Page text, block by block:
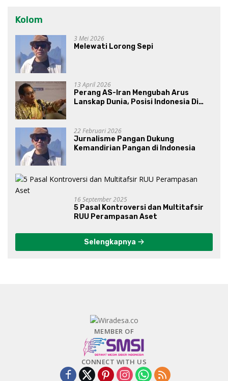
Kolom
3 Mei 2026
Melewati Lorong Sepi
13 April 2026
Perang AS-Iran Mengubah Arus
Lanskap Dunia, Posisi Indonesia Di
22 Februari 2026
Jurnalisme Pangan Dukung
Kemandirian Pangan di Indonesia
16 September 2025
5 Pasal Kontroversi dan Multitafsir
RUU Perampasan Aset
Selengkapnya
MEMBER OF
CONNECT WITH US